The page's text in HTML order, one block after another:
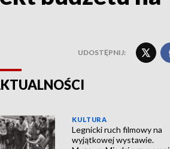
UDOSTĘPNIJ:
KULTURA
Legnicki ruch filmowy na
wyjątkowej wystawie.